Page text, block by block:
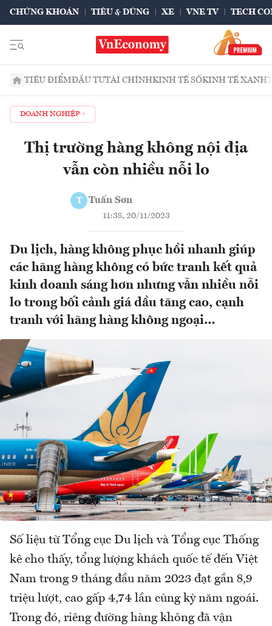
CHỨNG KHOÁN TIÊU & DÙNG XE VNE TV TECH
TIÊU ĐIỂMĐẦU TƯTÀI CHÍNHKINH TẾ SỐKINH TẾ XANH
DOANH NGHIỆP
Thị trường hàng không nội địa
vẫn còn nhiều nỗi lo
T Tuấn Sơn
11:38, 20/11/2023
Du lịch, hàng không phục hồi nhanh giúp
các hãng hàng không có bức tranh kết quả
kinh doanh sáng hơn nhưng vẫn nhiều nỗi
lo trong bối cảnh giá dầu tăng cao, cạnh
tranh với hãng hàng không ngoại…
Số liệu từ Tổng cục Du lịch và Tổng cục Thống
kê cho thấy, tổng lượng khách quốc tế đến Việt
Nam trong 9 tháng đầu năm 2023 đạt gần 8,9
triệu lượt, cao gấp 4,74 lần cùng kỳ năm ngoái.
Trong đó, riêng đường hàng không đã vận